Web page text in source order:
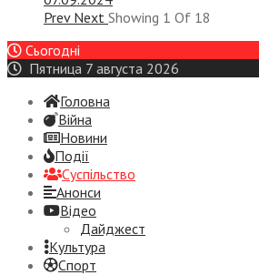
Prev Next Showing 1 Of 18
Сьогодні
Пятница 7 августа 2026
Головна
Війна
Новини
Події
Суспiльство
Анонси
Відео
Дайджест
Культура
Спорт